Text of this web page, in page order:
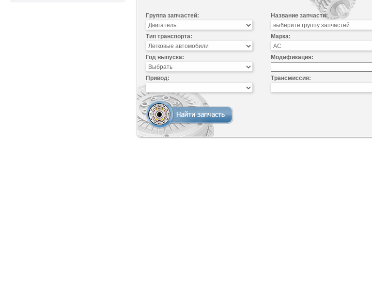
Группа запчастей: Название запчасти:
Тип транспорта: Марка:
Год выпуска: Модификация:
Привод: Трансмиссия: